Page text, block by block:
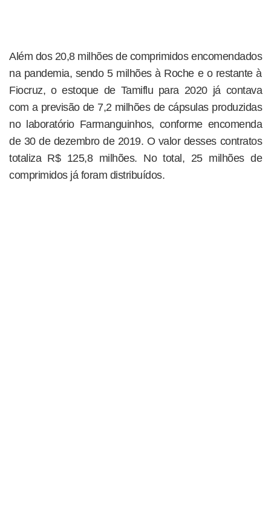
Além dos 20,8 milhões de comprimidos encomendados
na pandemia, sendo 5 milhões à Roche e o restante à
Fiocruz, o estoque de Tamiflu para 2020 já contava
com a previsão de 7,2 milhões de cápsulas produzidas
no laboratório Farmanguinhos, conforme encomenda
de 30 de dezembro de 2019. O valor desses contratos
totaliza R$ 125,8 milhões. No total, 25 milhões de
comprimidos já foram distribuídos.